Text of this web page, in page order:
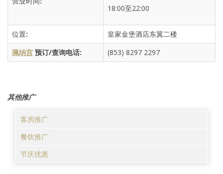
18:00至22:00
位置:
皇家金堡酒店东翼二楼
珮纳宫 预订/查询电话: (853) 8297 2297
其他推广
客房推广
餐饮推广
节庆优惠